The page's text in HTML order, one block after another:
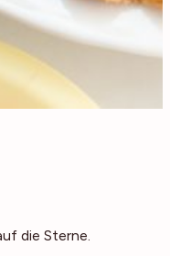
die Sterne.